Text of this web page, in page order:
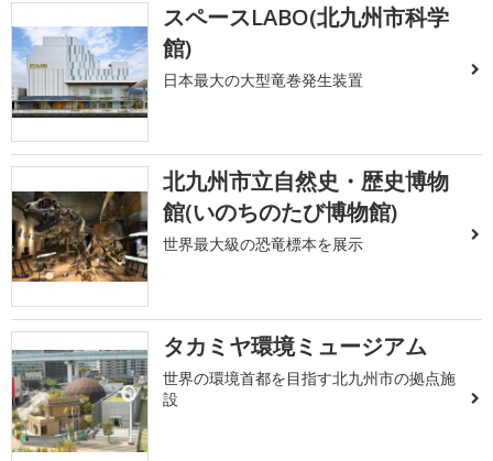
スペースLABO(北九州市科学
館)
日本最大の大型竜巻発生装置
北九州市立自然史・歴史博物
館(いのちのたび博物館)
世界最大級の恐竜標本を展示
タカミヤ環境ミュージアム
世界の環境首都を目指す北九州市の拠点施
設